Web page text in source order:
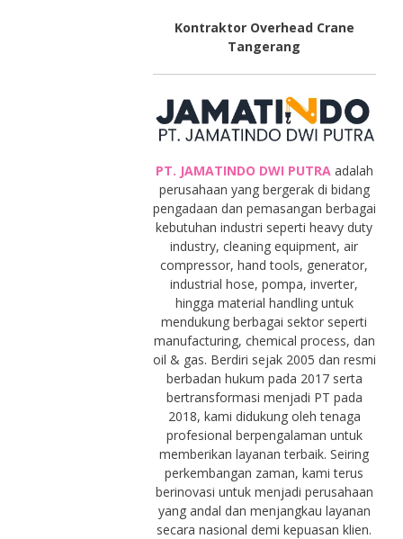
Kontraktor Overhead Crane
Tangerang
PT. JAMATINDO DWI PUTRA adalah
perusahaan yang bergerak di bidang
pengadaan dan pemasangan berbagai
kebutuhan industri seperti heavy duty
industry, cleaning equipment, air
compressor, hand tools, generator,
industrial hose, pompa, inverter,
hingga material handling untuk
mendukung berbagai sektor seperti
manufacturing, chemical process, dan
oil & gas. Berdiri sejak 2005 dan resmi
berbadan hukum pada 2017 serta
bertransformasi menjadi PT pada
2018, kami didukung oleh tenaga
profesional berpengalaman untuk
memberikan layanan terbaik. Seiring
perkembangan zaman, kami terus
berinovasi untuk menjadi perusahaan
yang andal dan menjangkau layanan
secara nasional demi kepuasan klien.